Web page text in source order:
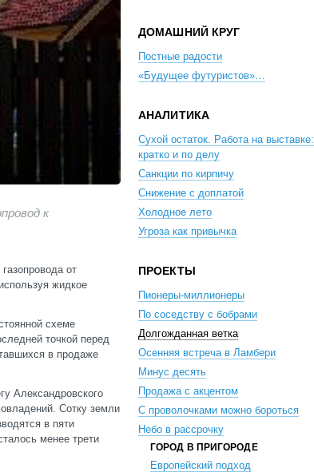
к
от
жидкое
схеме
точкой перед
в продаже
Александровского
Сотку земли
в пяти
менее трети
ДОМАШНИЙ КРУГ
Постные радости
«Будущее футуристов»…
АНАЛИТИКА
Сухой остаток. Работа на выставке:
кратко и по делу
Санкции по кирпичу
Снижение с доплатой
Холодное лето
Угроза как привычка
ПРОЕКТЫ
Пионеры-миллионеры
По соседству с бобрами
Долгожданная ветка
Осенняя встреча в Ламбери
Минус десять
Продажа с акцентом
С проволочками можно бороться
Небо в рассрочку
ГОРОД В ПРИГОРОДЕ
Европейский подход